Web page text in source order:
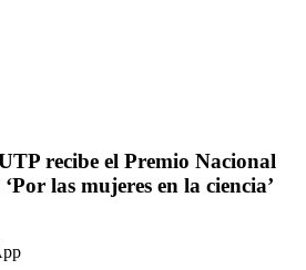
recibe el Premio Nacional
las mujeres en la ciencia’